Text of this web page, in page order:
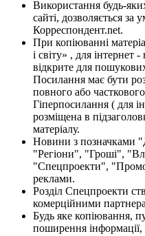
Використання будь-
сайті, дозволяється за
Корреспондент.net.
При копіюванні
і світу» , для інтернет
відкрите для
Посилання має бути
повного або
Гіперпосилання ( для
розміщена в
матеріалу.
Новини з позначками
"Регіони", "Гроші",
"Спецпроекти",
реклами.
Розділ Спецпроекти
комерційними
Будь яке копіювання,
поширення